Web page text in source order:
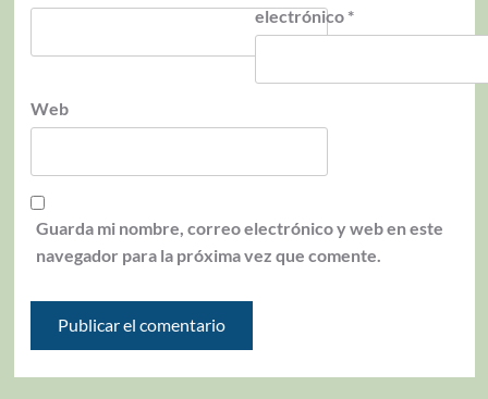
electrónico *
Web
Guarda mi nombre, correo electrónico y web en este
navegador para la próxima vez que comente.